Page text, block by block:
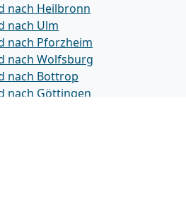
nach Heilbronn
nach Ulm
nach Pforzheim
nach Wolfsburg
nach Bottrop
nach Göttingen